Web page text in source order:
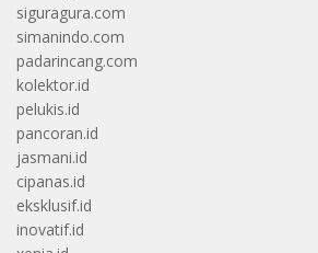
siguragura.com
simanindo.com
padarincang.com
kolektor.id
pelukis.id
pancoran.id
jasmani.id
cipanas.id
eksklusif.id
inovatif.id